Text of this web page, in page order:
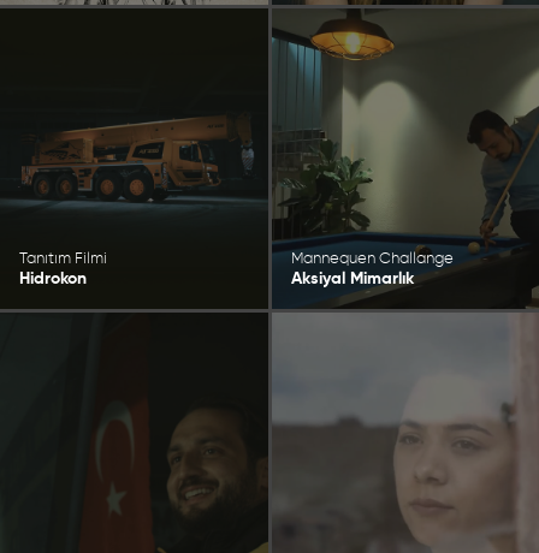
Tanıtım Filmi
Hidrokon
Mannequen Challange
Aksiyal Mimarlık